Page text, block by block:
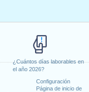
¿Cuántos días laborables en
el año 2026?
Configuración
Página de inicio de